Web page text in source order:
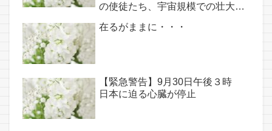
の使徒たち、宇宙規模での壮大な
(6/26・28追記あり）
在るがままに・・・
【緊急警告】9月30日午後３時
日本に迫る心臓が停止